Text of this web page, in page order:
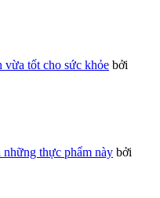
vừa tốt cho sức khỏe bởi
thực phẩm này bởi